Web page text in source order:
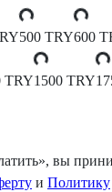
500 TRY600
TRY1500 TRY
вы
и Политику